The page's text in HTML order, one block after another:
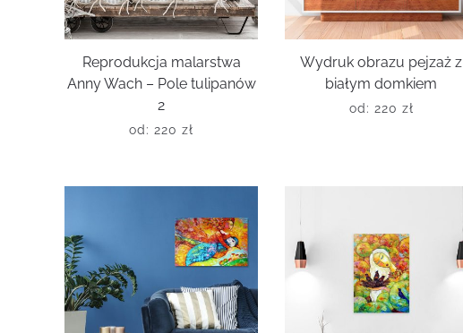
Reprodukcja malarstwa
Anny Wach – Pole tulipanów
2
od: 220 zł
Wydruk obrazu pejzaż z
białym domkiem
od: 220 zł